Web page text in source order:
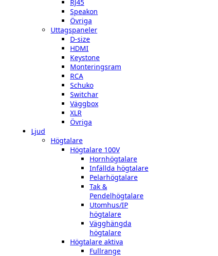
RJ45
Speakon
Övriga
Uttagspaneler
D-size
HDMI
Keystone
Monteringsram
RCA
Schuko
Switchar
Väggbox
XLR
Övriga
Ljud
Högtalare
Högtalare 100V
Hornhögtalare
Infällda högtalare
Pelarhögtalare
Tak &
Pendelhögtalare
Utomhus/IP
högtalare
Vägghängda
högtalare
Högtalare aktiva
Fullrange